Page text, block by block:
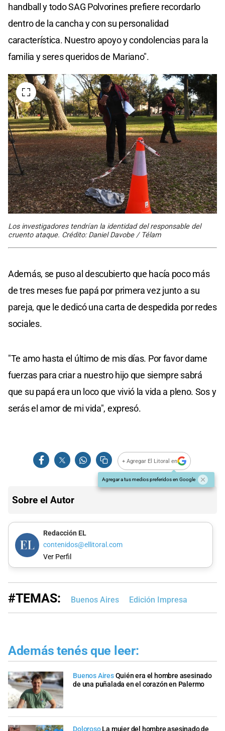
handball y todo SAG Polvorines prefiere recordarlo
dentro de la cancha y con su personalidad
característica. Nuestro apoyo y condolencias para la
familia y seres queridos de Mariano".
Los investigadores tendrían la identidad del responsable del
cruento ataque. Crédito: Daniel Davobe / Télam
Además, se puso al descubierto que hacía poco más
de tres meses fue papá por primera vez junto a su
pareja, que le dedicó una carta de despedida por redes
sociales.
"Te amo hasta el último de mis días. Por favor dame
fuerzas para criar a nuestro hijo que siempre sabrá
que su papá era un loco que vivió la vida a pleno. Sos y
serás el amor de mi vida", expresó.
+ Agregar El Litoral en
Agregar a tus medios preferidos en Google
Sobre el Autor
Redacción EL
contenidos@ellitoral.com
Ver Perfil
#TEMAS: Buenos Aires Edición Impresa
Además tenés que leer:
Buenos AiresQuién era el hombre asesinado
de una puñalada en el corazón en Palermo
Doloroso La mujer del hombre asesinado de